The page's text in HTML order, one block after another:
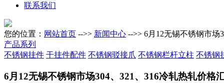
联系我们
您的位置： 网站首页 -->> 新闻中心 -->> 6月12无锡不锈钢市场
产品系列
不锈钢挂件 干挂件配件 不锈钢驳接爪 不锈钢栏杆立柱 不锈钢
6月12无锡不锈钢市场304、321、316冷轧热轧价格